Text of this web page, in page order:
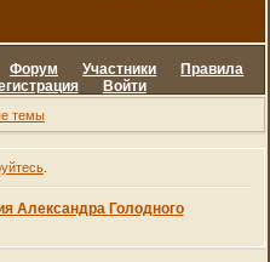
Форум Участники
Правила
Войти
темы
.
Александра Голодного